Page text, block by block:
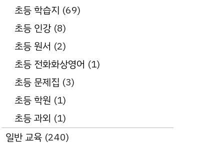
초등 학습지 (69)
초등 인강(8)
초등 원서 (2)
초등 전화화상영어 (1)
초등 문제집 (3)
초등 학원 (1)
초등 과외 (1)
일반 교육 (240)